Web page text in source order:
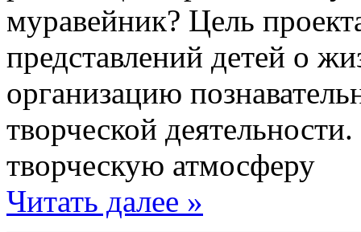
муравейник? Цель
представлений детей о
организацию
творческой
творческую атмосферу
Читать далее »